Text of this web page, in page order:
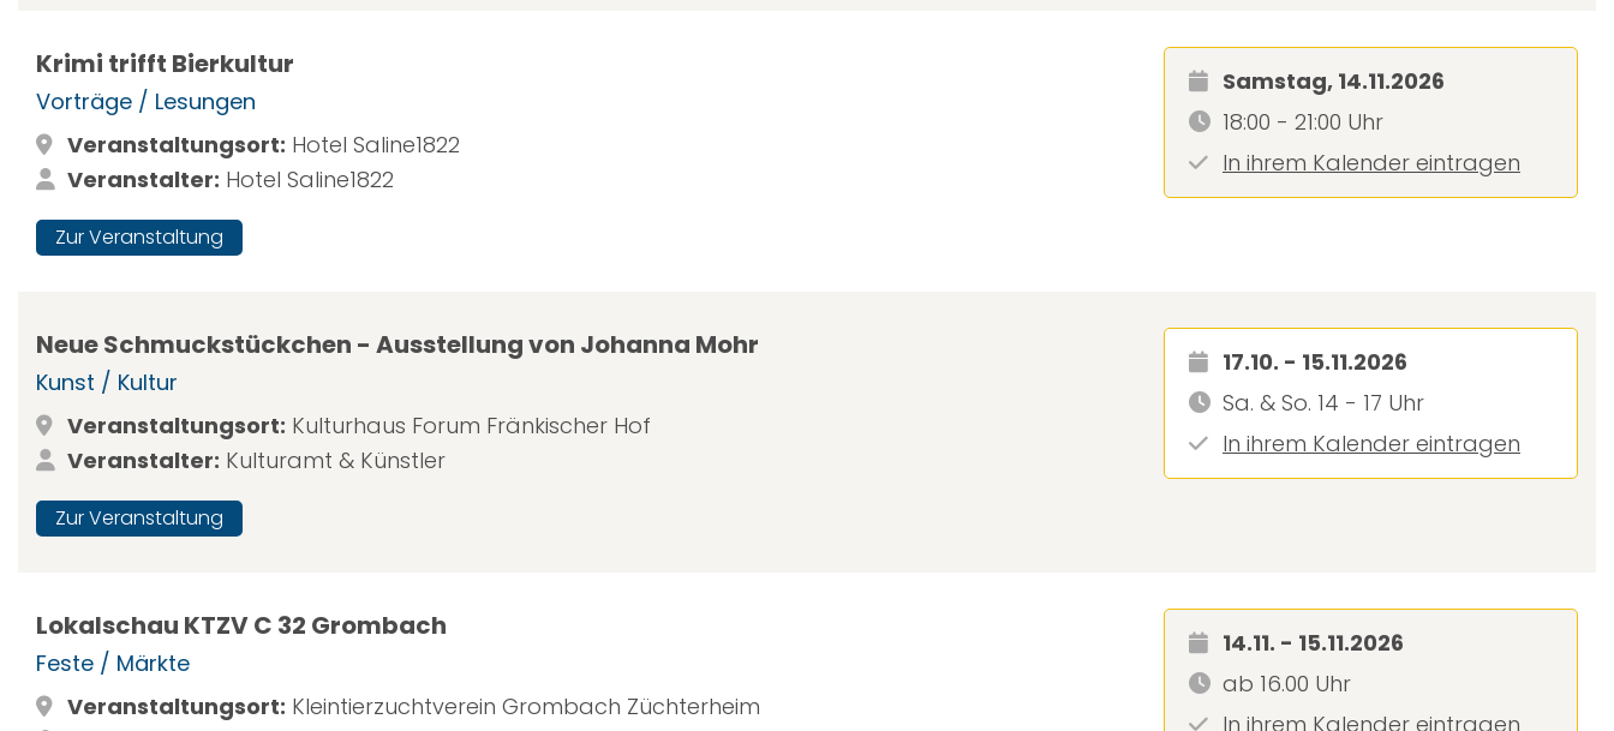
Krimi trifft Bierkultur
Vorträge / Lesungen
Veranstaltungsort: Hotel Saline1822
Veranstalter: Hotel Saline1822
Zur Veranstaltung
Samstag, 14.11.2026
18:00 - 21:00 Uhr
In ihrem Kalender eintragen
Neue Schmuckstückchen - Ausstellung von Johanna Mohr
Kunst / Kultur
Veranstaltungsort: Kulturhaus Forum Fränkischer Hof
Veranstalter: Kulturamt & Künstler
Zur Veranstaltung
17.10. - 15.11.2026
Sa. & So. 14 - 17 Uhr
In ihrem Kalender eintragen
Lokalschau KTZV C 32 Grombach
Feste / Märkte
Veranstaltungsort: Kleintierzuchtverein Grombach Züchterheim
14.11. - 15.11.2026
ab 16.00 Uhr
In ihrem Kalender eintragen